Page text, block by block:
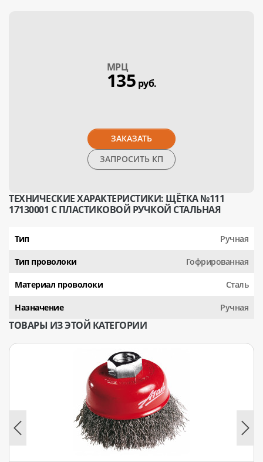
МPЦ
135 руб.
ЗАКАЗАТЬ
ЗАПРОСИТЬ КП
ТЕХНИЧЕСКИЕ ХАРАКТЕРИСТИКИ: ЩЁТКА №111
17130001 С ПЛАСТИКОВОЙ РУЧКОЙ СТАЛЬНАЯ
Тип Ручная
Тип проволоки Гофрированная
Материал проволоки Сталь
Назначение Ручная
ТОВАРЫ ИЗ ЭТОЙ КАТЕГОРИИ